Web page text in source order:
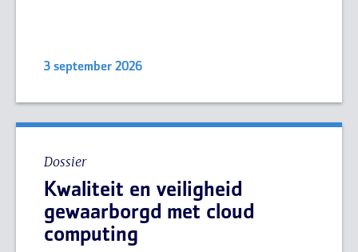
3 september 2026
Dossier
Kwaliteit en veiligheid
gewaarborgd met cloud
computing